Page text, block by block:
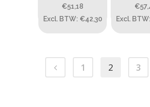
€51,18
Excl. BTW: €42,30
Excl.
1 2 3